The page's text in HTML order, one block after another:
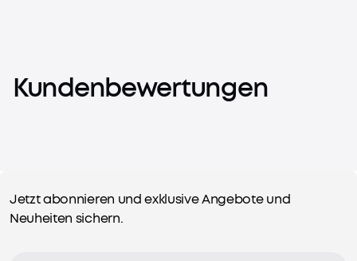
Kundenbewertungen
Jetzt abonnieren und exklusive Angebote und
Neuheiten sichern.